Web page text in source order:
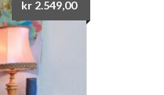
kr2.549,00